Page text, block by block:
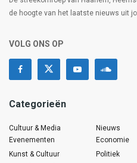
de hoogte van het laatste nieuws uit
VOLG ONS OP
Categorieën
Cultuur & Media
Evenementen
Kunst & Cultuur
Nieuws
Economie
Politiek